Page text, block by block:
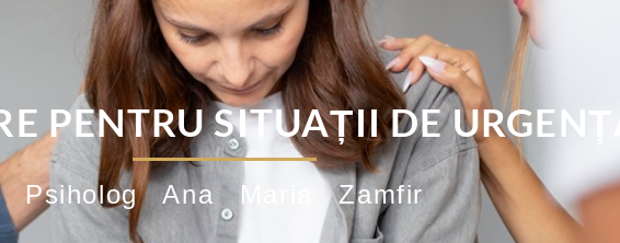
PENTRU SITUAȚII DE URGENȚĂ
Psiholog Ana Maria Zamfir